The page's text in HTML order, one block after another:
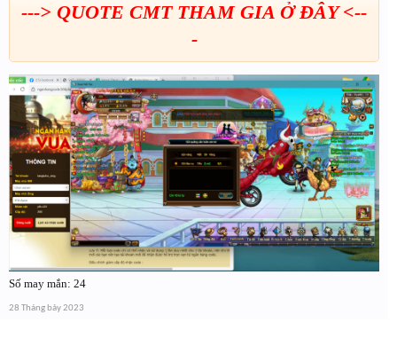
---> QUOTE CMT THAM GIA Ở ĐÂY <--
-
Số may mắn: 24
28 Tháng bảy 2023